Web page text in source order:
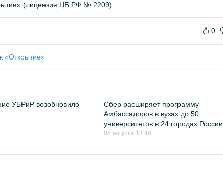
(лицензия ЦБ РФ № 2209)
0
«Открытие»
УБРиР возобновило
Сбер расширяет программу
Амбассадоров в вузах до 50
университетов в 24 городах России
05 августа 13:40